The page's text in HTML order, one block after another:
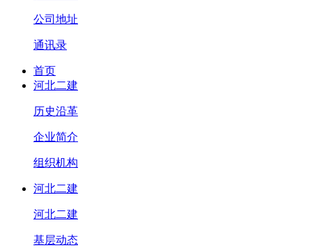
公司地址
通讯录
首页
河北二建
历史沿革
企业简介
组织机构
河北二建
河北二建
基层动态